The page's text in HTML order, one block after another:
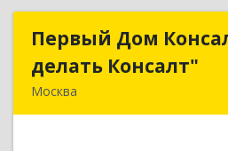
Первый Дом
делать Консалт"
Москва
Первый Дом